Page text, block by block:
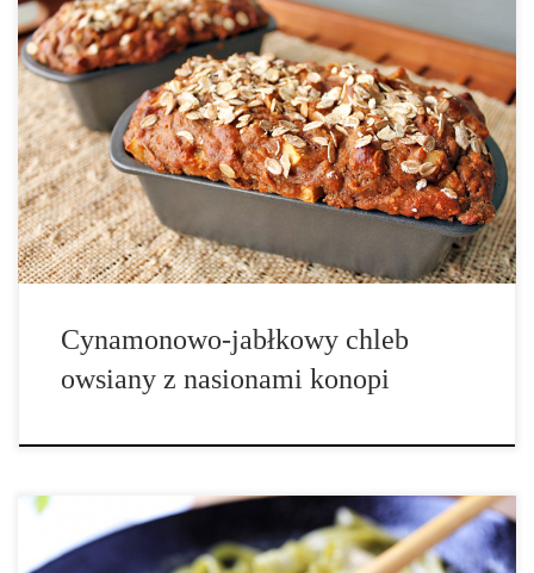
Składniki: – ¾ płatków owsianych, – 1 duże jabłko pokrojone na
małe kawałki, – ½ kostki roztopionego masła, – 1⅓ szklanki musu
jabłkowego, – 1 łyżka ekstraktu waniliowego, – 2 szklanki mąki
pszennej razowej (można zastąpić inną), – 4 łyżki […]
Cynamonowo-jabłkowy chleb
owsiany z nasionami konopi